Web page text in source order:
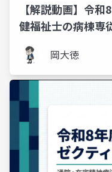
【解説動画】令
健福祉士の病棟
と実務対応
岡大徳